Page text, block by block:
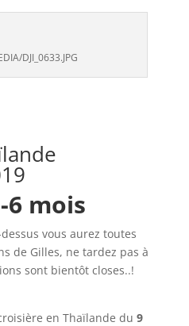
DJI_0633.JPG
6 mois
vous aurez toutes
de Gilles, ne tardez pas à
sont bientôt closes..!
en Thaïlande du 9